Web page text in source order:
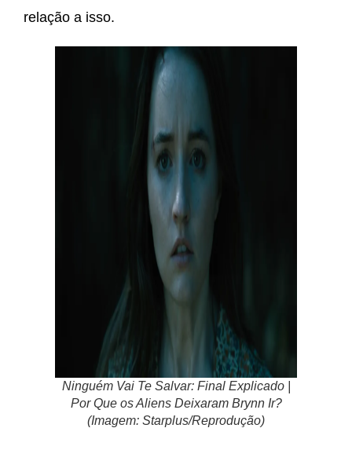
relação a isso.
Ninguém Vai Te Salvar: Final Explicado |
Por Que os Aliens Deixaram Brynn Ir?
(Imagem: Starplus/Reprodução)